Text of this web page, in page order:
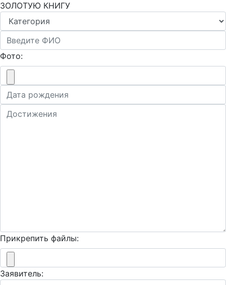
ЗОЛОТУЮ КНИГУ
Фото:
Прикрепить файлы:
Заявитель: